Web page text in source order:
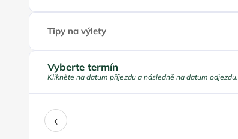
Tipy na výlety
Vyberte termín
Klikněte na datum příjezdu a následně na datum odjezdu.
‹